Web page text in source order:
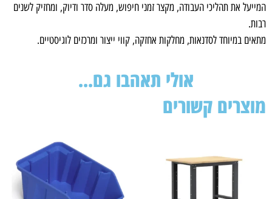
המייעל את תהליכי העבודה, מקצר זמני חיפוש, מעלה סדר ודיוק, ומחזיק לשנים
רבות.
מתאים במיוחד לסדנאות, מחלקות אחזקה, קווי ייצור ומרכזים לוגיסטיים.
אולי תאהבו גם...
מוצרים קשורים